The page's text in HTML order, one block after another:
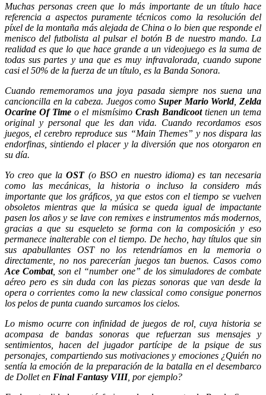
Muchas personas creen que lo más importante de un título hace
referencia a aspectos puramente técnicos como la resolución del
píxel de la montaña más alejada de China o lo bien que responde el
menisco del futbolista al pulsar el botón B de nuestro mando. La
realidad es que lo que hace grande a un videojuego es la suma de
todas sus partes y una que es muy infravalorada, cuando supone
casi el 50% de la fuerza de un título, es la Banda Sonora.
Cuando rememoramos una joya pasada siempre nos suena una
cancioncilla en la cabeza. Juegos como Super Mario World,Zelda
Ocarine Of Time o el mismísimo Crash Bandicoottienen un tema
original y personal que les dan vida. Cuando recordamos esos
juegos, el cerebro reproduce sus “Main Themes” y nos dispara las
endorfinas, sintiendo el placer y la diversión que nos otorgaron en
su día.
Yo creo que laOST(o BSO en nuestro idioma) es tan necesaria
como las mecánicas, la historia o incluso la considero más
importante que los gráficos, ya que estos con el tiempo se vuelven
obsoletos mientras que la música se queda igual de impactante
pasen los años y se lave con remixes e instrumentos más modernos,
gracias a que su esqueleto se forma con la composición y eso
permanece inalterable con el tiempo. De hecho, hay títulos que sin
sus apabullantes OST no los retendríamos en la memoria o
directamente, no nos parecerían juegos tan buenos. Casos como
Ace Combat, son el “number one” de los simuladores de combate
aéreo pero es sin duda con las piezas sonoras que van desde la
opera o corrientes como la new classical como consigue ponernos
los pelos de punta cuando surcamos los cielos.
Lo mismo ocurre con infinidad de juegos de rol, cuya historia se
acompasa de bandas sonoras que refuerzan sus mensajes y
sentimientos, hacen del jugador partícipe de la psique de sus
personajes, compartiendo sus motivaciones y emociones ¿Quién no
sentía la emoción de la preparación de la batalla en el desembarco
de Dollet en Final Fantasy VIII, por ejemplo?